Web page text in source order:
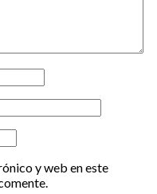
y web en este